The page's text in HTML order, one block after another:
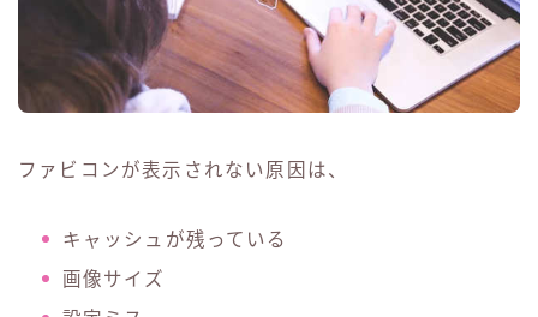
ファビコンが表示されない原因は、
キャッシュが残っている
画像サイズ